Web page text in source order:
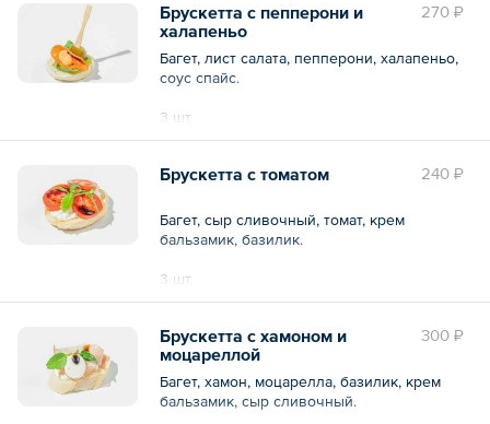
270 ₽
Брускетта с пепперони и
халапеньо
Багет, лист салата, пепперони, халапеньо,
соус спайс.
3 шт.
240 ₽
Брускетта с томатом
Багет, сыр сливочный, томат, крем
бальзамик, базилик.
3 шт.
300 ₽
Брускетта с хамоном и
моцареллой
Багет, хамон, моцарелла, базилик, крем
бальзамик, сыр сливочный.